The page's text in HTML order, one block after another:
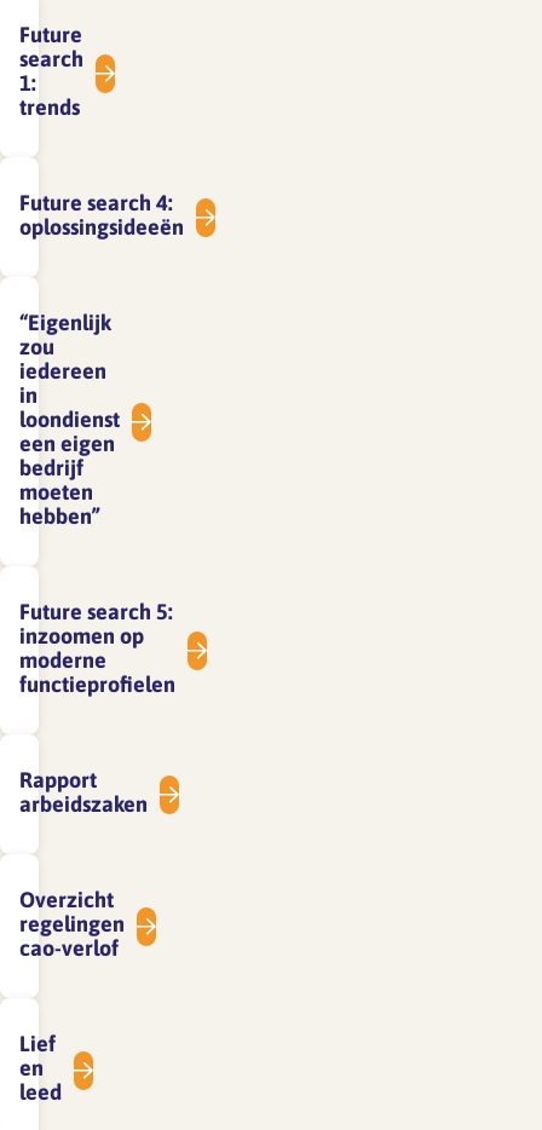
Future
search
1:
trends
Future search 4:
oplossingsideeën
“Eigenlijk
zou
iedereen
in
loondienst
een eigen
bedrijf
moeten
hebben”
Future search 5:
inzoomen op
moderne
functieprofielen
Rapport
arbeidszaken
Overzicht
regelingen
cao-verlof
Lief
en
leed